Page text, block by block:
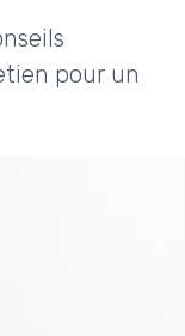
pour un